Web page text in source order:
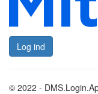
Log ind
© 2022 -